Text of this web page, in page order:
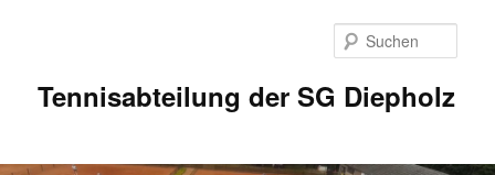
Tennisabteilung der SG Diepholz